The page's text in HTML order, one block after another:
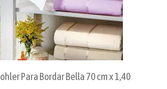
Para Bordar Bella 70 cm x 1,40